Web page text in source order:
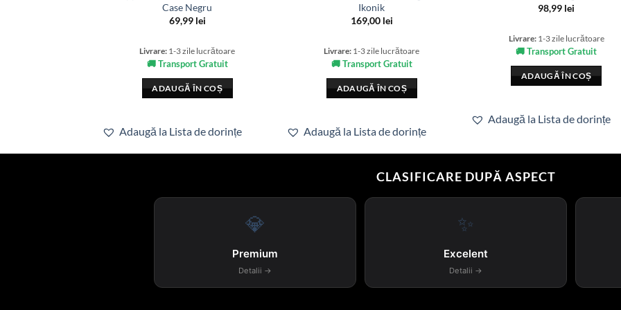
Case Negru
69,99 lei
Livrare: 1-3 zile lucrătoare
🚚 Transport Gratuit
ADAUGĂ ÎN COȘ
Adaugă la Lista de dorințe
Ikonik
169,00 lei
Livrare: 1-3 zile lucrătoare
🚚 Transport Gratuit
ADAUGĂ ÎN COȘ
Adaugă la Lista de dorințe
98,99 lei
Livrare:1-3 zile lucrătoare
🚚 Transport Gratuit
ADAUGĂ ÎN COȘ
Adaugă la Lista de dorințe
CLASIFICARE DUPĂ ASPECT
💎
Premium
Detalii →
✨
Excelent
Detalii →